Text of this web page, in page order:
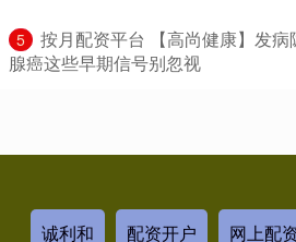
5
按月配资平台 【高尚健康】发
腺癌这些早期信号别忽视
诚利和 配资开户 网上配